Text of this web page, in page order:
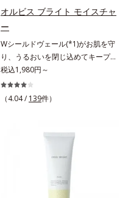
キス配合＝うるおいを与えハリと透
明感に満ちた肌へ導く保湿成分*9
メマツヨイグサ抽出液、スイカズラ
エキス配合＝角層のすみずみまで水
分・油分を保ち、ハリ・ツヤを与え
る保湿成分*10 気持ちのこと各商品
の詳しい情報は商品ページをご覧く
ださい。・BEAUTY夏祭りは、こち
担い、複合的にアプローチ。Wナイ
アシン(*4)によるシワ改善・シミ予
防に加え、複合成分コラーゲンコン
プレックスSPが肌のハリを徹底サポ
ート。肌なじみのよいクリーム構造
で角層まで保湿成分が浸透し、うる
おいをギュッと閉じ込めます。洗顔
の後、これ1品だけでマルチにケ
す。*1 メラニンの生成を抑え、シ
ミ・ソバカスを防ぐ*2 肌にハリを
与え若々しい印象*3 首のうるおい
ケアとして*4 ナイアシンアミド
オルビス ブライト モイスチャ
ー
Wシールドヴェール(*1)がお肌を守
り、うるおいを閉じ込めてキープす
る美白(*2)保湿液。業界初(*3)知見
「メラニンの第三のルート」である
「横のひろがり」に着目して、全方
てしまった紫外線ダメージをきっか
けに、肌深く(*6)では「メラニンに
じみ(*7)」が発現。シミやそばかす
という「点」だけでなく、透明感の
なさなどの「面」での透明感を阻害
税込1,980円～
（4.04 / 139件）